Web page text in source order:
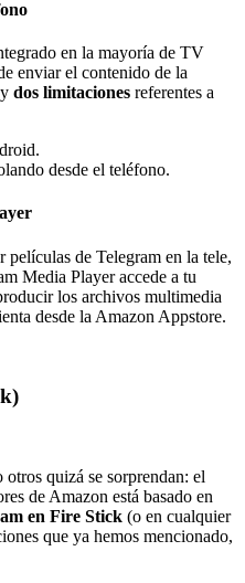
en la mayoría de TV
enviar el contenido de la
dos limitaciones referentes a
desde el teléfono.
películas de Telegram en la tele,
Media Player accede a tu
los archivos multimedia
desde la Amazon Appstore.
quizá se sorprendan: el
de Amazon está basado en
en Fire Stick (o en cualquier
que ya hemos mencionado,